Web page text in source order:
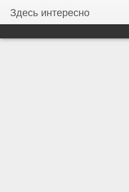
Здесь интересно